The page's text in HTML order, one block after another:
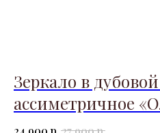
Зеркало в
ассиметричное